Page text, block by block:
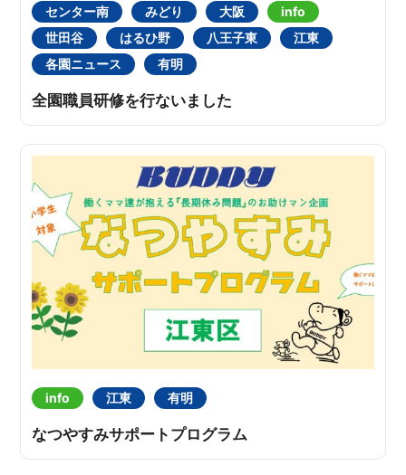
センター南 みどり 大阪
info
世田谷
はるひ野 八王子東
江東
各園ニュース
有明
全園職員研修を行ないました
info 江東 有明
なつやすみサポートプログラム